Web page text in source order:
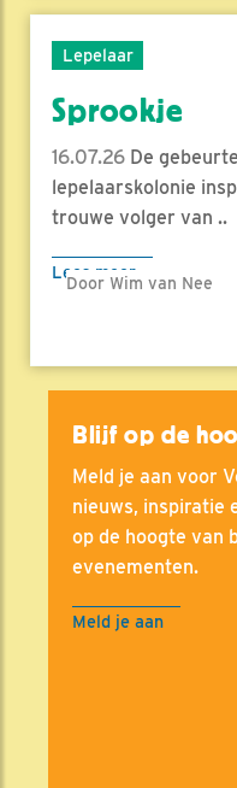
Lepelaar
Sprookje
16.07.26 De
lepelaarskolonie
trouwe volger van ..
Lees meer
Door Wim van Nee
Blijf op de
Meld je aan voor
nieuws, inspiratie
op de hoogte van
evenementen.
Meld je aan